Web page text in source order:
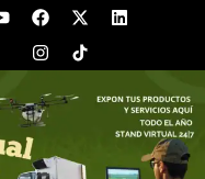
Y
o
b
e
F
a
c
e
o
o
k
X
-
t
w
t
L
i
d
n
I
n
s
t
g
r
a